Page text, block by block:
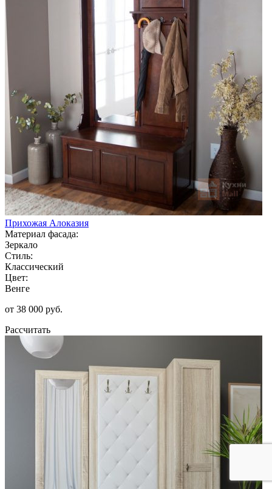
Прихожая Алоказия
Материал фасада:
Зеркало
Стиль:
Классический
Цвет:
Венге
от 38 000 руб.
Рассчитать